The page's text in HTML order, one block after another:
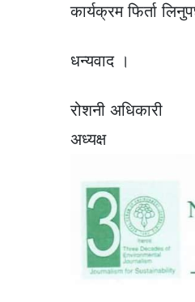
कार्यक्रम फिर्ता
धन्यवाद ।
रोशनी अधिकारी
अध्यक्ष